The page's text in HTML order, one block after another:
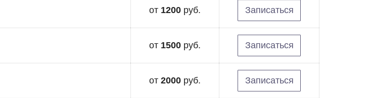
от 1200 руб. Записаться
от 1500 руб. Записаться
от 2000 руб. Записаться